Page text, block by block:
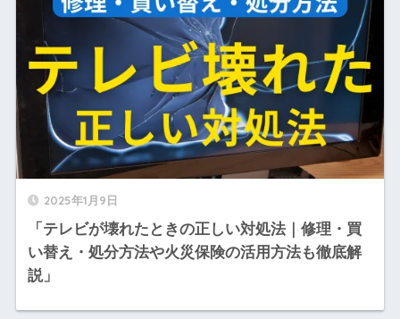
2025年1月9日
「テレビが壊れたときの正しい対処法｜修理・買
い替え・処分方法や火災保険の活用方法も徹底解
説」